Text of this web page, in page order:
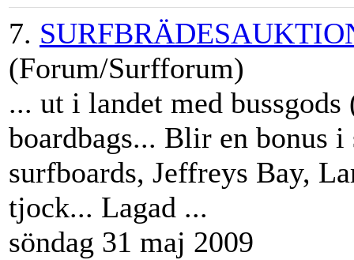
7.
(Forum/Surfforum)
... ut i landet med
boardbags... Blir en bonus
surfboards, Jeffreys Bay,
tjock... Lagad ...
söndag 31 maj 2009